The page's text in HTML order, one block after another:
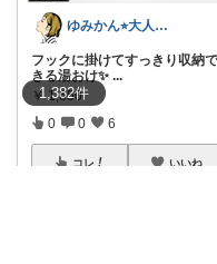
1,382件
ゆみかん⭐︎大人の暮らし研究室
フックに掛けてすっきり収納で
きる湯おけ✨ ...
￥ 1,650
0 0 6
コレ いいね